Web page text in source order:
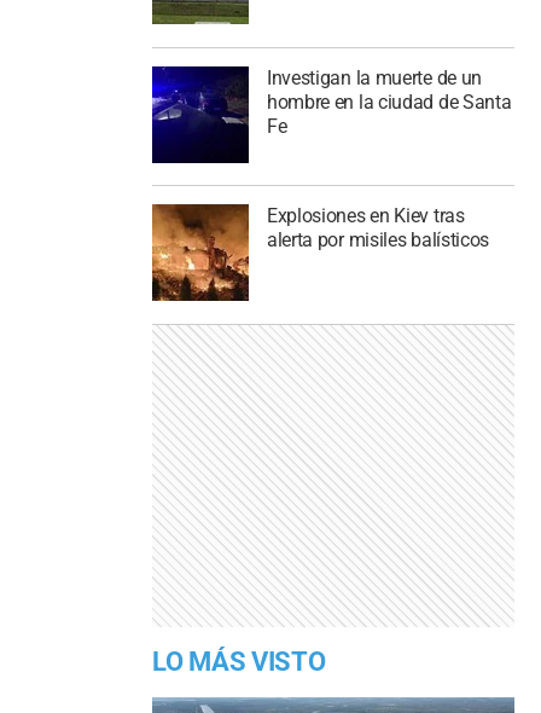
Investigan la muerte de un
hombre en la ciudad de Santa
Fe
Explosiones en Kiev tras
alerta por misiles balísticos
LO MÁS VISTO